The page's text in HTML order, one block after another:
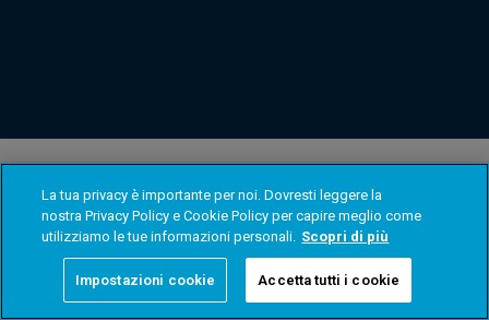
La tua privacy è importante per noi. Dovresti leggere la
nostra Privacy Policy e Cookie Policy per capire meglio come
utilizziamo le tue informazioni personali. Scopri di più
Impostazioni cookie Accetta tutti i cookie